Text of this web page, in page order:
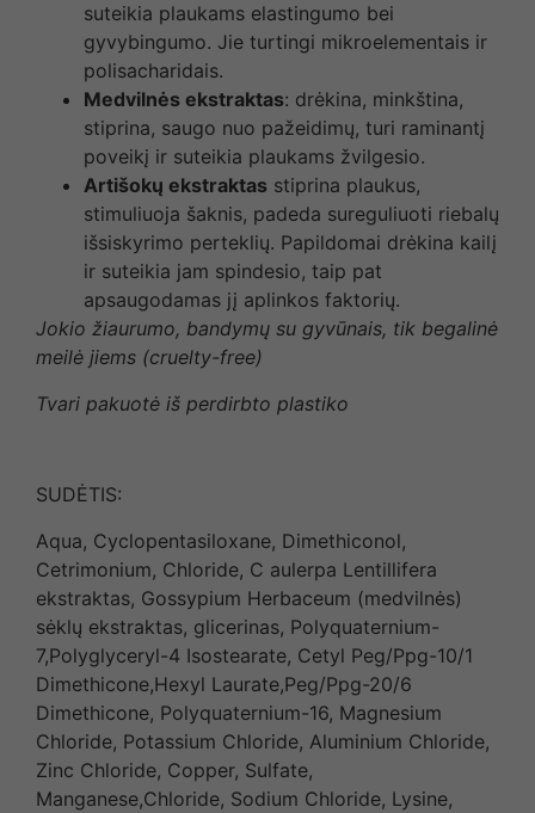
suteikia plaukams elastingumo bei
gyvybingumo. Jie turtingi mikroelementais ir
polisacharidais.
Medvilnės ekstraktas: drėkina, minkština,
stiprina, saugo nuo pažeidimų, turi raminantį
poveikį ir suteikia plaukams žvilgesio.
Artišokų ekstraktas stiprina plaukus,
stimuliuoja šaknis, padeda sureguliuoti riebalų
išsiskyrimo perteklių. Papildomai drėkina kailį
ir suteikia jam spindesio, taip pat
apsaugodamas jį aplinkos faktorių.
Jokio žiaurumo, bandymų su gyvūnais, tik begalinė
meilė jiems (cruelty-free)
Tvari pakuotė iš perdirbto plastiko
SUDĖTIS:
Aqua, Cyclopentasiloxane, Dimethiconol,
Cetrimonium, Chloride, C aulerpa Lentillifera
ekstraktas, Gossypium Herbaceum (medvilnės)
sėklų ekstraktas, glicerinas, Polyquaternium-
7,Polyglyceryl-4 Isostearate, Cetyl Peg/Ppg-10/1
Dimethicone,Hexyl Laurate,Peg/Ppg-20/6
Dimethicone, Polyquaternium-16, Magnesium
Chloride, Potassium Chloride, Aluminium Chloride,
Zinc Chloride, Copper, Sulfate,
Manganese,Chloride, Sodium Chloride, Lysine,